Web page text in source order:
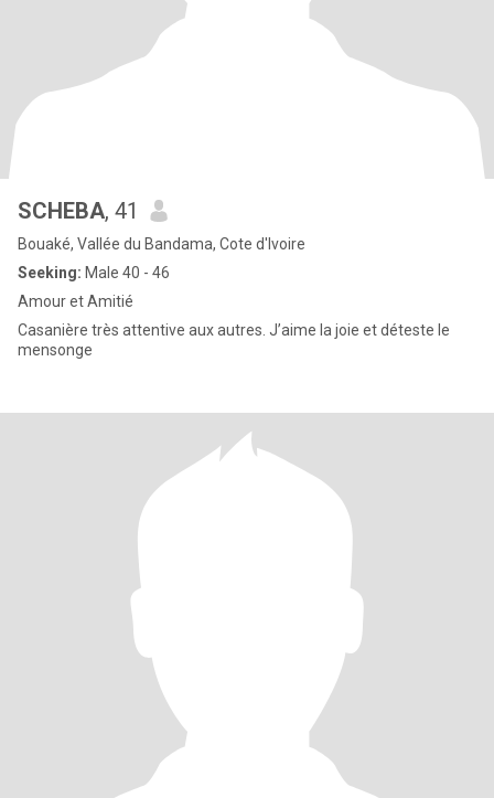
SCHEBA, 41
Bouaké, Vallée du Bandama, Cote d'Ivoire
Seeking: Male 40 - 46
Amour et Amitié
Casanière très attentive aux autres. J’aime la joie et déteste le
mensonge